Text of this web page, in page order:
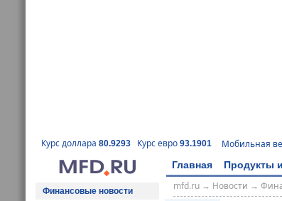
Курс доллара 80.9293 Курс евро 93.1901 Мобильная
Главная Продукты
Финансовые новости
mfd.ru→ Новости →